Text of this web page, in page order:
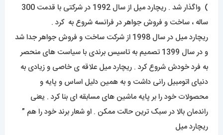
) واگذار شد . ریچارد میل از سال 1992 در شرکتی با قدمت 300
ساله ، ساخت و فروش جواهر در فرانسه شروع به کرد .
ریچارد میل در سال 1998 از شرکت ساخت و فروش جواهر جدا شد
و در سال 1399 تصمیم به تاسیس برندی با سیاست های منحصر
به فرد خودش شروع کرد . ریچارد میل علاقه ی خاصی و زیادی به
دنیای اتومبیل رانی داشت و به همین دلیل اساس و پایه و
محصولات خود را بر پایه ماشین های مسابقه ای بنا کرد . یعنی
راندمان بالا در سبک ترین حالت ممکن . او شعار برند خود را هم ”
ریچارد میل